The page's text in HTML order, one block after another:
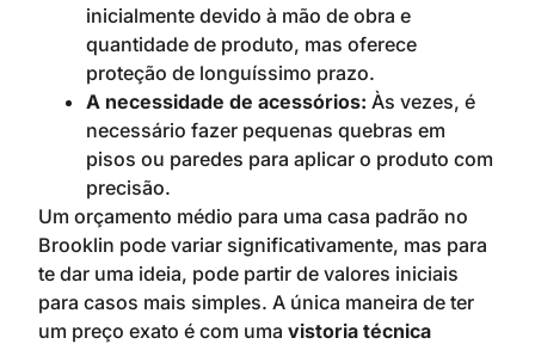
inicialmente devido à mão de obra e
quantidade de produto, mas oferece
proteção de longuíssimo prazo.
A necessidade de acessórios: Às vezes, é
necessário fazer pequenas quebras em
pisos ou paredes para aplicar o produto com
precisão.
Um orçamento médio para uma casa padrão no
Brooklin pode variar significativamente, mas para
te dar uma ideia, pode partir de valores iniciais
para casos mais simples. A única maneira de ter
um preço exato é com uma vistoria técnica